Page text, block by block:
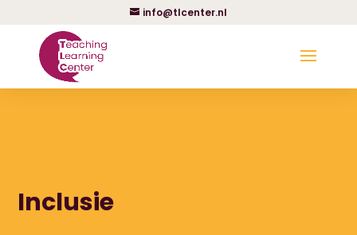
info@tlcenter.nl
Inclusie